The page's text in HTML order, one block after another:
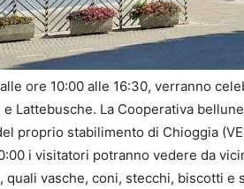
ore 10:00 alle 16:30, verranno
Lattebusche. La Cooperativa
proprio stabilimento di Chioggia
i visitatori potranno vedere da
quali vasche, coni, stecchi, biscotti